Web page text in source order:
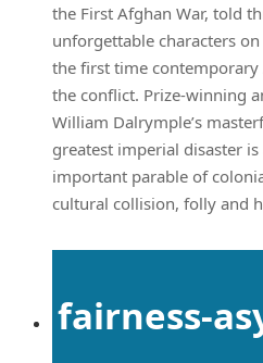
the First Afghan War, told
unforgettable characters
the first time contemporary
the conflict. Prize-winning
William Dalrymple’s
greatest imperial disaster
important parable of
cultural collision, folly and
fairness-